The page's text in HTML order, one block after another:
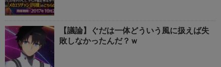
【議論】ぐだは一体どういう風に扱えば失
敗しなかったんだ？ｗ